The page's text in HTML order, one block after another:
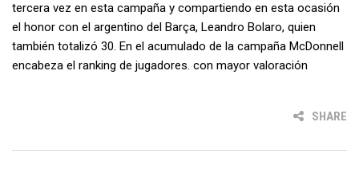
tercera vez en esta campaña y compartiendo en esta ocasión
el honor con el argentino del Barça, Leandro Bolaro, quien
también totalizó 30. En el acumulado de la campaña McDonnell
encabeza el ranking de jugadores. con mayor valoración
SHARE